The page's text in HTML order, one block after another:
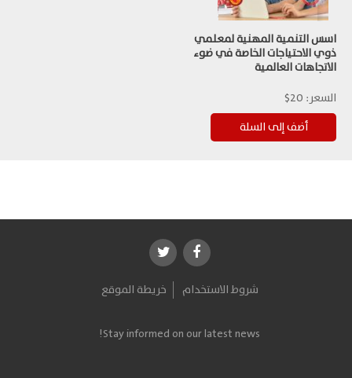
اسس التنمية المهنية لمعلمي
ذوي الاحتياجات الخاصة في ضوء
الاتجاهات العالمية
السعر: 20$
شروط الاستخدام خريطة الموقع
Stay informed on our latest news!